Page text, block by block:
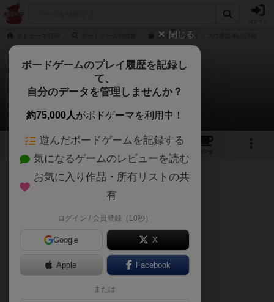
ホイッスルストップの通販/商品詳細
ホイッスル・ストップ
ポッターさんのルール/インスト
2 1
カフェ
146名 0名 0 11ヶ月前
タイトル：Whistle Stop
プレイ人数：2〜5人
プレイ時間：75分
対象年齢：13歳以上
閉じる
ボードゲームのプレイ履歴を記録し
て、
自分のデータを管理しませんか？
約75,000人がボドゲーマを利用中！
遊んだボードゲームを記録する
気になるゲームのレビューを読む
お気に入り作品・所有リストの共
有
ログイン / 会員登録（10秒）
Google X
Apple Facebook
または